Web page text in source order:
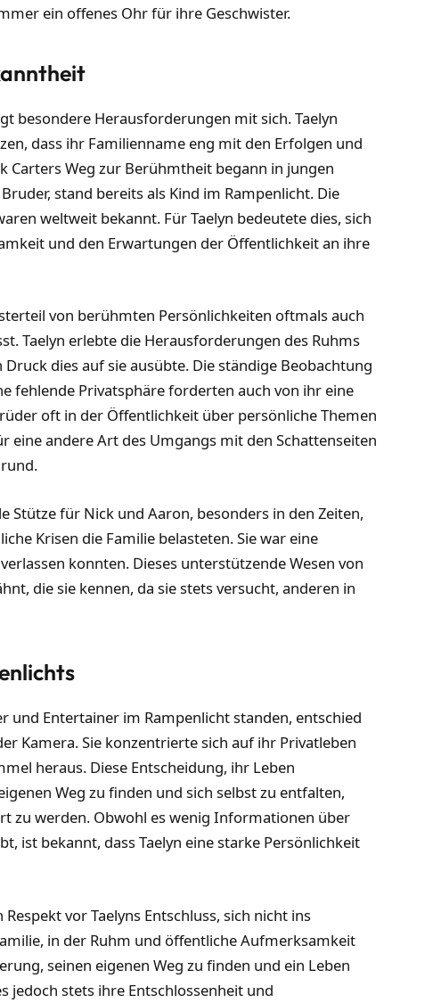
ein offenes Ohr für ihre Geschwister.
besondere Herausforderungen mit sich. Taelyn
dass ihr Familienname eng mit den Erfolgen und
Carters Weg zur Berühmtheit begann in jungen
stand bereits als Kind im Rampenlicht. Die
weltweit bekannt. Für Taelyn bedeutete dies, sich
und den Erwartungen der Öffentlichkeit an ihre
von berühmten Persönlichkeiten oftmals auch
Taelyn erlebte die Herausforderungen des Ruhms
dies auf sie ausübte. Die ständige Beobachtung
fehlende Privatsphäre forderten auch von ihr eine
oft in der Öffentlichkeit über persönliche Themen
eine andere Art des Umgangs mit den Schattenseiten
Stütze für Nick und Aaron, besonders in den Zeiten,
Krisen die Familie belasteten. Sie war eine
konnten. Dieses unterstützende Wesen von
die sie kennen, da sie stets versucht, anderen in
und Entertainer im Rampenlicht standen, entschied
Kamera. Sie konzentrierte sich auf ihr Privatleben
heraus. Diese Entscheidung, ihr Leben
Weg zu finden und sich selbst zu entfalten,
zu werden. Obwohl es wenig Informationen über
ist bekannt, dass Taelyn eine starke Persönlichkeit
vor Taelyns Entschluss, sich nicht ins
in der Ruhm und öffentliche Aufmerksamkeit
seinen eigenen Weg zu finden und ein Leben
jedoch stets ihre Entschlossenheit und